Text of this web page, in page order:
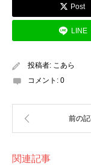
Post
LINE
投稿者: こあら
コメント: 0
関連記事